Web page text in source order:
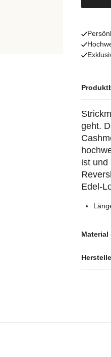
geht.
ist und
Edel-
Material